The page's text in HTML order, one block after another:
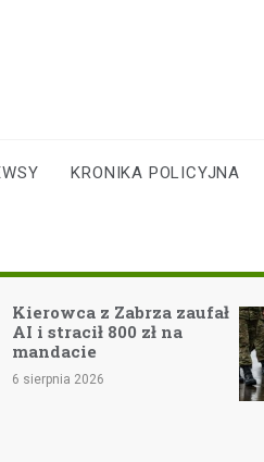
KRONIKA POLICYJNA
Kierowca z Zabrza zaufał
AI i stracił 800 zł na
mandacie
6 sierpnia 2026